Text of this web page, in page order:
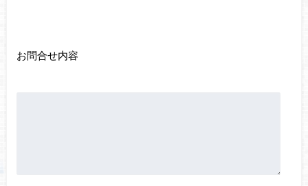
お問合せ内容